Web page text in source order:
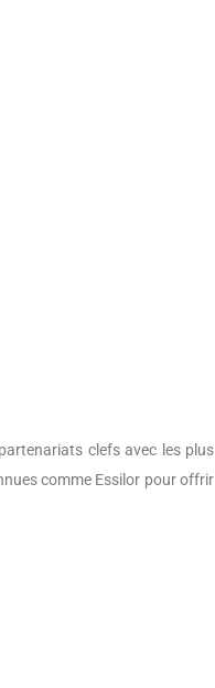
clefs avec les plus
comme Essilor pour offrir